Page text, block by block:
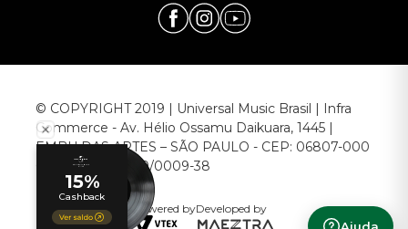
Ajuda
© COPYRIGHT 2019 | Universal Music Brasil | Infra
Commerce - Av. Hélio Ossamu Daikuara, 1445 |
EMBU DAS ARTES – SÃO PAULO - CEP: 06807-000
CNPJ: 00.952.789/0009-38
Powered byDeveloped by